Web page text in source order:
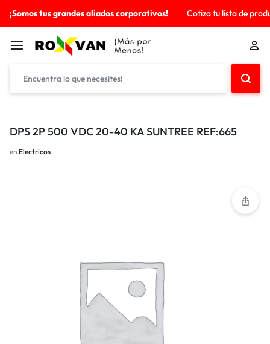
¡Somos tus grandes aliados corporativos! Cotiza tu lista de
DPS 2P 500 VDC 20-40 KA SUNTREE REF:665
en Electricos